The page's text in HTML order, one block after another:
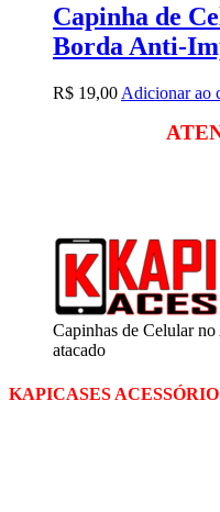
Capinha de
Borda Anti-
R$ 19,00 Adicionar ao
Capinhas de Celular
atacado
KAPICASES